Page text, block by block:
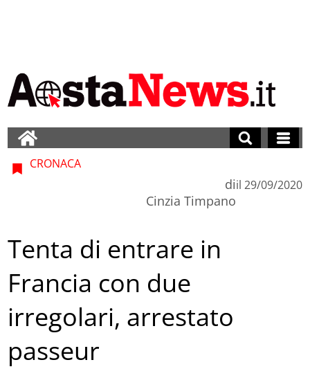
CRONACA
di
Cinzia Timpano
il 29/09/2020
Tenta di entrare in
Francia con due
irregolari, arrestato
passeur